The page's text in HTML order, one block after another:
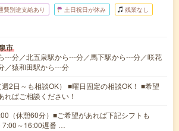
費別途支給あり 土日祝日が休み 残業なし
市
---分／北五泉駅から---分／馬下駅から---分／咲花
／猿和田駅から---分
2日～も相談OK） ■曜日固定の相談OK！ ■希望
ればご相談ください！
（休憩60分）■ご希望があれば下記シフトも
7:00～16:00遅番 …